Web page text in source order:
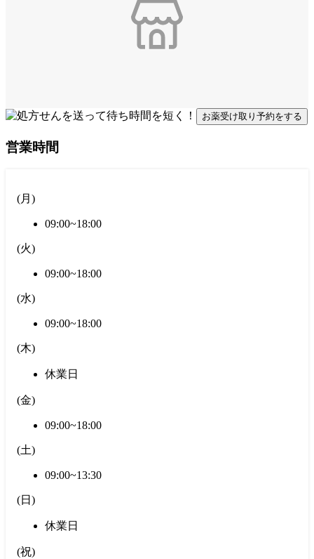
お薬受け取り予約をする
営業時間
(月 )
09:00~18:00
(火)
09:00~18:00
(水)
09:00~18:00
(木)
休業日
(金)
09:00~18:00
(土)
09:00~13:30
(日 )
休業日
(祝)